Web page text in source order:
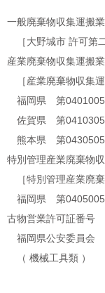
一般廃棄物収集運搬業
［大野城市 許可第二
産業廃棄物収集運搬業
［産業廃棄物収集
福岡県 第
佐賀県 第
熊本県 第
特別管理産業廃棄物
［特別管理産業廃
福岡県 第
古物営業許可証番号
福岡県公安委員会
（ 機械工具類 ）